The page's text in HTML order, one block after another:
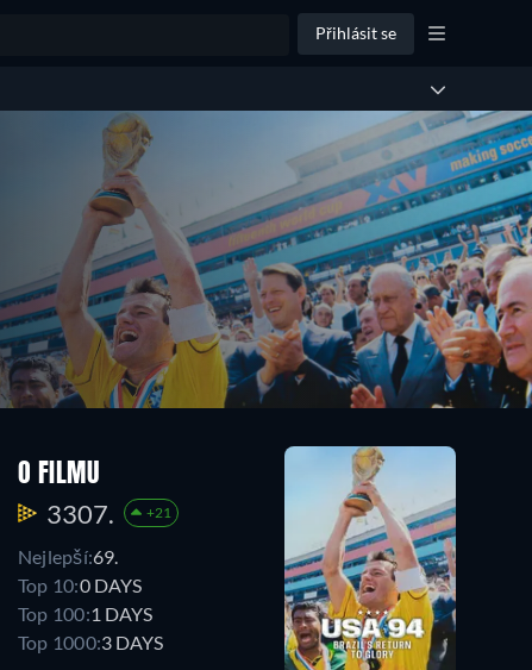
Přihlásit se
O FILMU
3307. +21
Nejlepší:69.
Top 10:0 DAYS
Top 100:1 DAYS
Top 1000:3 DAYS